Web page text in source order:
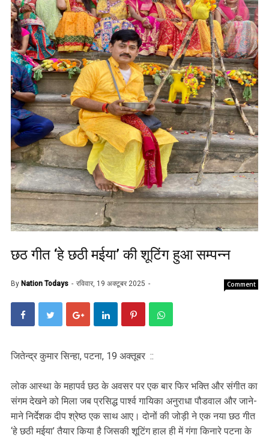
छठ गीत ‘हे छठी मईया’ की शूटिंग हुआ सम्पन्न
By Nation Todays रविवार, 19 अक्टूबर 2025 Comment
जितेन्द्र कुमार सिन्हा, पटना, 19 अक्तूबर ::
लोक आस्था के महापर्व छठ के अवसर पर एक बार फिर भक्ति और संगीत का
संगम देखने को मिला जब प्रसिद्ध पार्श्व गायिका अनुराधा पौडवाल और जाने-
माने निर्देशक दीप श्रेष्ठ एक साथ आए। दोनों की जोड़ी ने एक नया छठ गीत
‘हे छठी मईया’ तैयार किया है जिसकी शूटिंग हाल ही में गंगा किनारे पटना के